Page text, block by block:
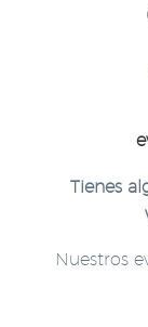
Tienes
Nuestros